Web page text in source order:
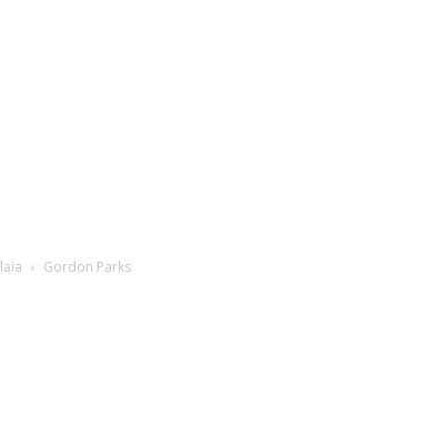
Gordon Parks